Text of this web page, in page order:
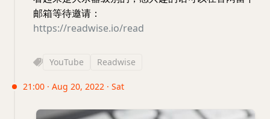
邮箱等待邀请：
https://readwise.io/read
YouTube Readwise
21:00 · Aug 20, 2022 · Sat